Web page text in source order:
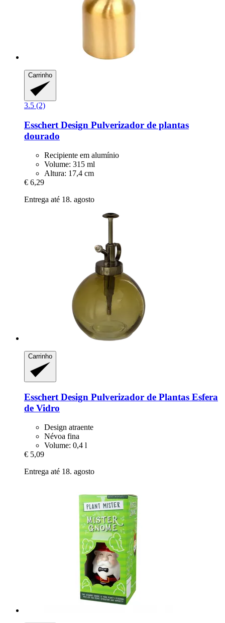
Carrinho
3.5 (2)
Esschert Design Pulverizador de plantas
dourado
Recipiente em alumínio
Volume: 315 ml
Altura: 17,4 cm
€ 6,29
Entrega até 18. agosto
Carrinho
Esschert Design Pulverizador de Plantas Esfera
de Vidro
Design atraente
Névoa fina
Volume: 0,4 l
€ 5,09
Entrega até 18. agosto